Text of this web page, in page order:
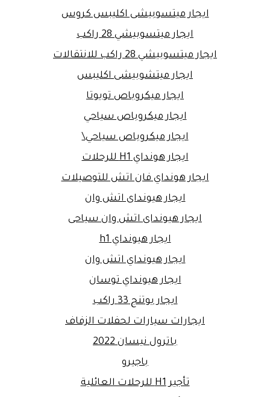
ايجار ميتسوبيشى اكليبس كروس
ايجار ميتسوبيشي 28 راكب
ايجار ميتسوبيشي 28 راكب للانتقالات
ايجار ميتشوبيشى اكليبس
ايجار ميكروباص تويوتا
ايجار ميكروباص سياحي
ايجار ميكروباص سياحي\
ايجار هونداي H1 للرحلات
ايجار هونداي فان اتش للتوصيلات
ايجار هيونداى اتش وان
ايجار هيونداى اتش وان سياحى
ايجار هيونداي h1
ايجار هيونداي اتش وان
ايجار هيونداي توسان
ايجار يوتنج 33 راكب
ايجارات سيارات لحفلات الزفاف
باترول نيسان 2022
باجيرو
تأجير H1 للرحلات العائلية